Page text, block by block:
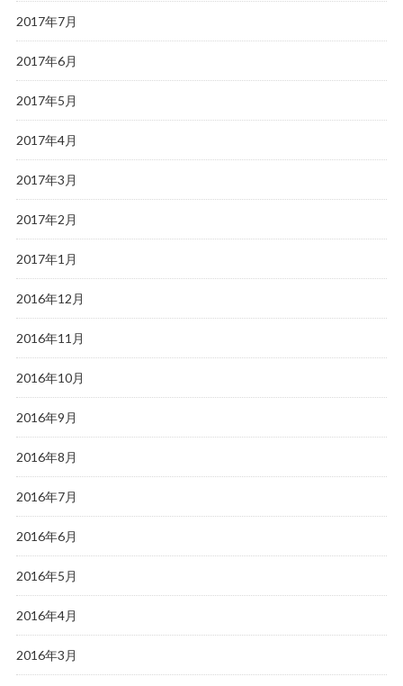
2017年7月
2017年6月
2017年5月
2017年4月
2017年3月
2017年2月
2017年1月
2016年12月
2016年11月
2016年10月
2016年9月
2016年8月
2016年7月
2016年6月
2016年5月
2016年4月
2016年3月